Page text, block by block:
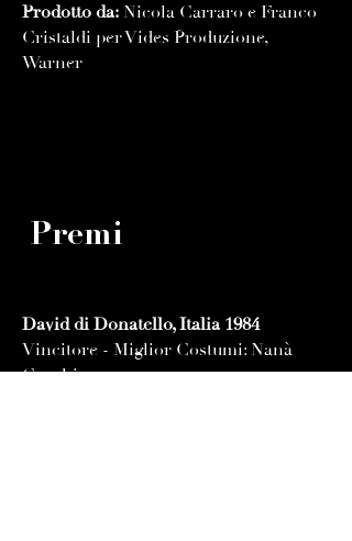
Prodotto da: Nicola Carraro e Franco
Cristaldi per Vides Produzione,
Warner
Premi
David di Donatello, Italia 1984
Vincitore - Miglior Costumi: Nanà
Cecchi